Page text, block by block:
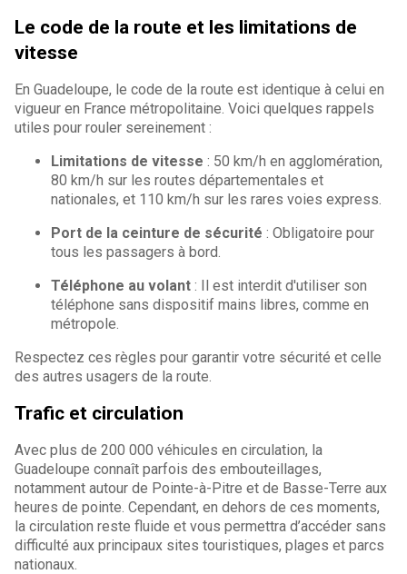
Le code de la route et les limitations de
vitesse
En Guadeloupe, le code de la route est identique à celui en
vigueur en France métropolitaine. Voici quelques rappels
utiles pour rouler sereinement :
Limitations de vitesse : 50 km/h en agglomération,
80 km/h sur les routes départementales et
nationales, et 110 km/h sur les rares voies express.
Port de la ceinture de sécurité : Obligatoire pour
tous les passagers à bord.
Téléphone au volant : Il est interdit d'utiliser son
téléphone sans dispositif mains libres, comme en
métropole.
Respectez ces règles pour garantir votre sécurité et celle
des autres usagers de la route.
Trafic et circulation
Avec plus de 200 000 véhicules en circulation, la
Guadeloupe connaît parfois des embouteillages,
notamment autour de Pointe-à-Pitre et de Basse-Terre aux
heures de pointe. Cependant, en dehors de ces moments,
la circulation reste fluide et vous permettra d’accéder sans
difficulté aux principaux sites touristiques, plages et parcs
nationaux.